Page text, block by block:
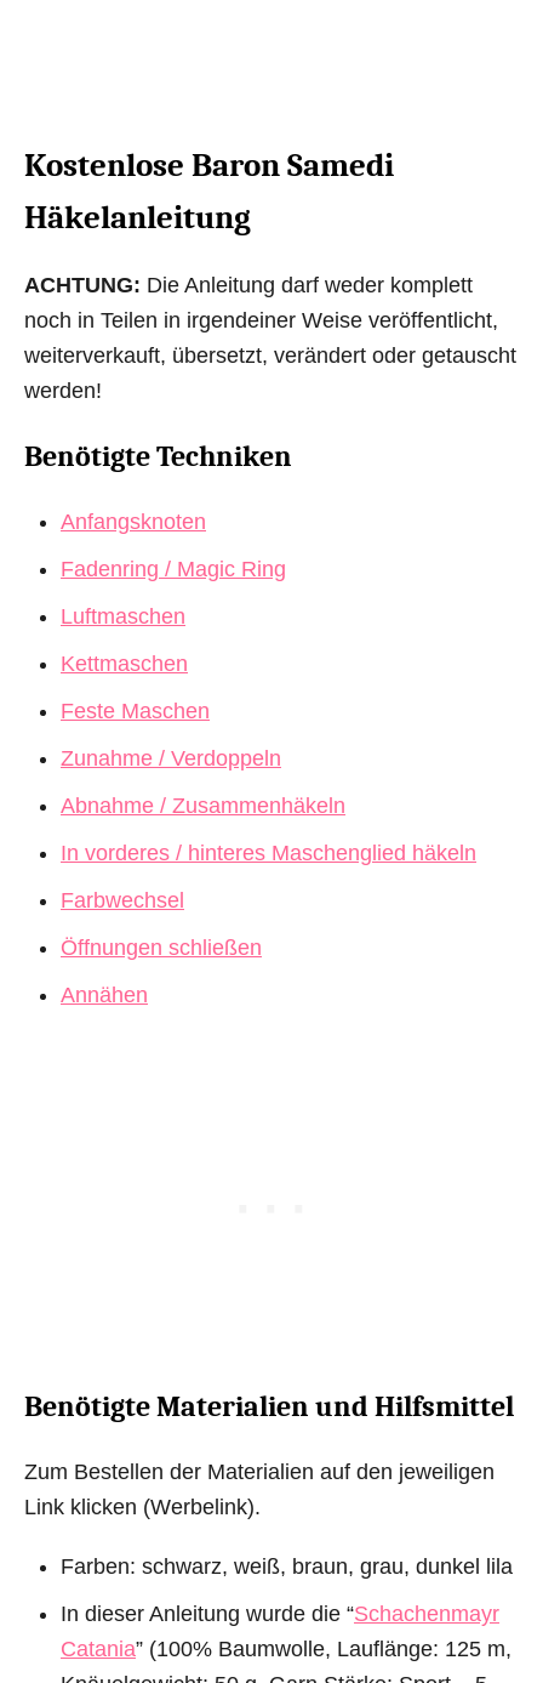
Kostenlose Baron Samedi
Häkelanleitung
ACHTUNG: Die Anleitung darf weder komplett
noch in Teilen in irgendeiner Weise veröffentlicht,
weiterverkauft, übersetzt, verändert oder getauscht
werden!
Benötigte Techniken
Anfangsknoten
Fadenring / Magic Ring
Luftmaschen
Kettmaschen
Feste Maschen
Zunahme / Verdoppeln
Abnahme / Zusammenhäkeln
In vorderes / hinteres Maschenglied häkeln
Farbwechsel
Öffnungen schließen
Annähen
Benötigte Materialien und Hilfsmittel
Zum Bestellen der Materialien auf den jeweiligen
Link klicken (Werbelink).
Farben: schwarz, weiß, braun, grau, dunkel lila
In dieser Anleitung wurde die “Schachenmayr
Catania” (100% Baumwolle, Lauflänge: 125 m,